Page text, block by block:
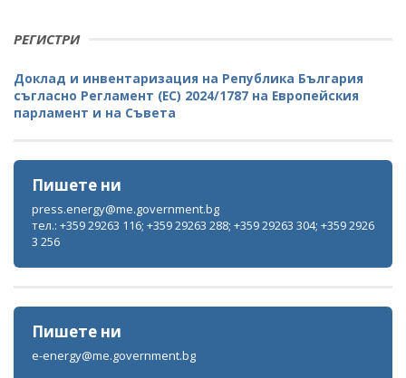
РЕГИСТРИ
Доклад и инвентаризация на Република България
съгласно Регламент (ЕС) 2024/1787 на Европейския
парламент и на Съвета
Пишете ни
press.energy@me.government.bg
тел.: +359 29263 116; +359 29263 288; +359 29263 304; +359 2926
3 256
Пишете ни
e-energy@me.government.bg